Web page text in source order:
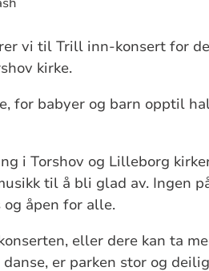
vi til Trill inn-konsert for
kirke.
for babyer og barn opptil
i Torshov og Lilleborg
til å bli glad av. Ingen
åpen for alle.
eller dere kan ta
er parken stor og